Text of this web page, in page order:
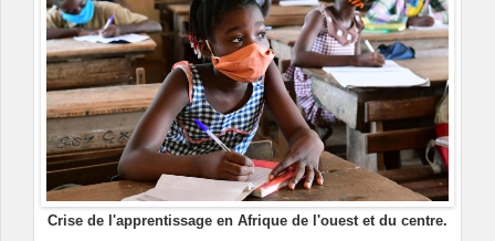
Crise de l'apprentissage en Afrique de l'ouest et du centre.